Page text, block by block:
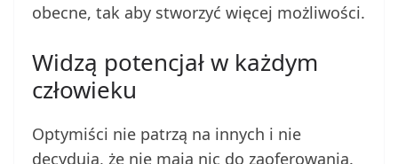
obecne, tak aby stworzyć więcej możliwości.
Widzą potencjał w każdym
człowieku
Optymiści nie patrzą na innych i nie
decydują, że nie mają nic do zaoferowania.